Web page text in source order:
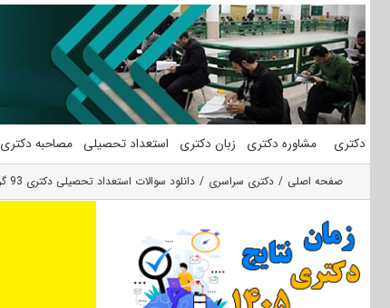
محتوا
دکتری مشاوره دکتری زبان دکتری استعداد تحصیلی مصاحبه دکتری
صفحه اصلی دکتری سراسری دانلود سوالات استعداد تحصیلی دکتری 93 گروه 4 علوم پایه